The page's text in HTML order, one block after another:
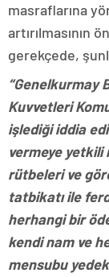
masraflarına
artırılmasının
gerekçede,
“Genelkurmay
Kuvvetleri
işlediği iddia
vermeye
rütbeleri ve
tatbikatı ile
herhangi bir
kendi nam ve
mensubu